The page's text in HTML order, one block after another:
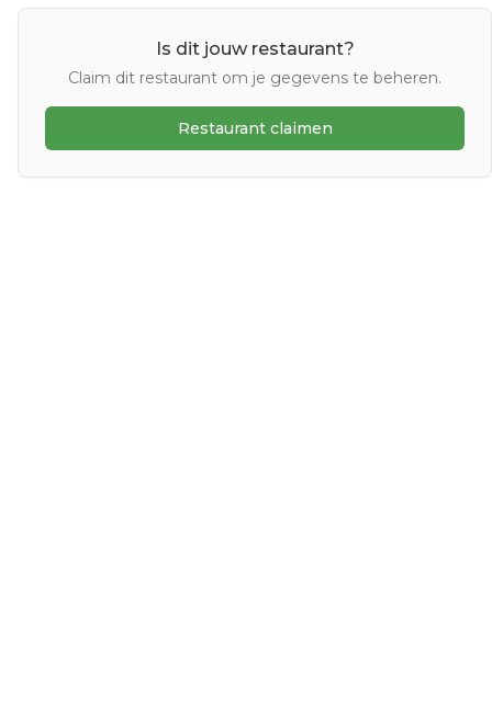
Is dit jouw restaurant?
Claim dit restaurant om je gegevens te beheren.
Restaurant claimen